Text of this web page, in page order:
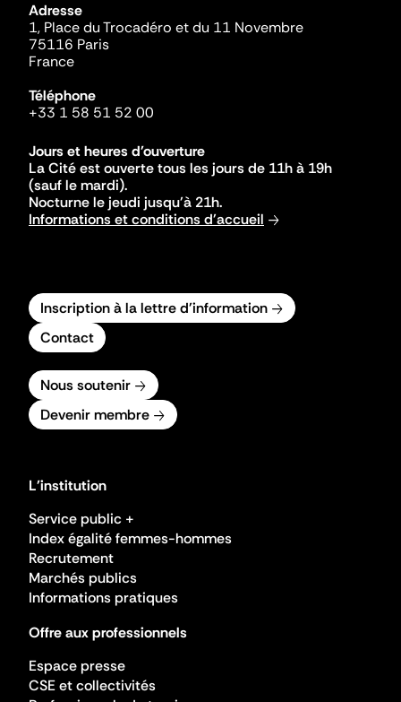
Adresse
1, Place du Trocadéro et du 11 Novembre
75116 Paris
France
Téléphone
+33 1 58 51 52 00
Jours et heures d'ouverture
La Cité est ouverte tous les jours de 11h à 19h
(sauf le mardi).
Nocturne le jeudi jusqu'à 21h.
Informations et conditions d'accueil
Inscription à la lettre d'information
Contact
Nous soutenir
Devenir membre
L'institution
Service public +
Index égalité femmes-hommes
Recrutement
Marchés publics
Informations pratiques
Offre aux professionnels
Espace presse
CSE et collectivités